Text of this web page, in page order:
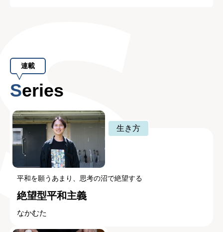
連載
Series
生き方
平和を願うあまり、思考の沼で絶望する
絶望型平和主義
なかむた